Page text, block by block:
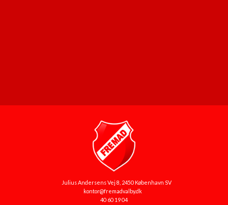
Julius Andersens Vej 8, 2450 København SV
kontor@fremadvalby.dk
40 60 19 04